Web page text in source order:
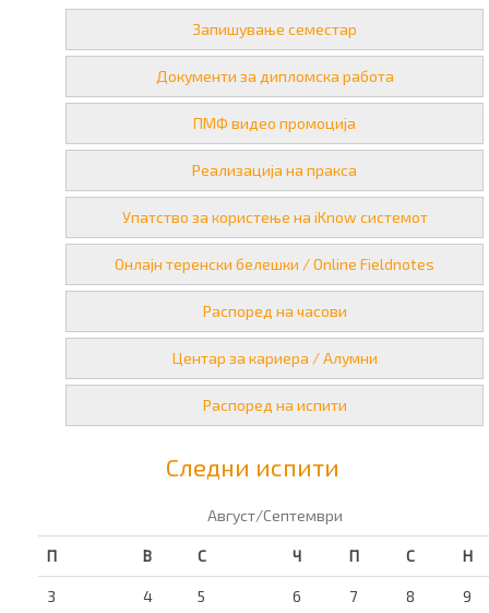
Запишување семестар
Документи за дипломска работа
ПМФ видео промоција
Реализација на пракса
Упатство за користење на iKnow системот
Онлајн теренски белешки / Online Fieldnotes
Распоред на часови
Центар за кариера / Алумни
Распоред на испити
Следни испити
Август/Септември
П В С Ч П С Н
3 4 5 6 7 8 9